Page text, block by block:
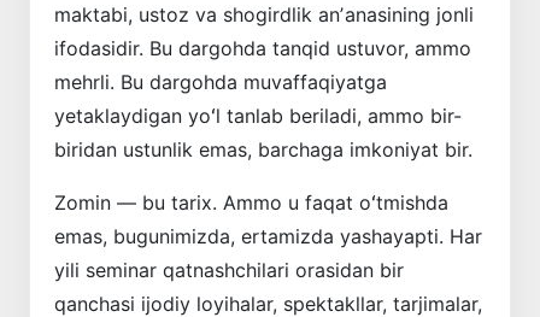
maktabi, ustoz va shogirdlik anʼanasining jonli
ifodasidir. Bu dargohda tanqid ustuvor, ammo
mehrli. Bu dargohda muvaffaqiyatga
yetaklaydigan yoʻl tanlab beriladi, ammo bir-
biridan ustunlik emas, barchaga imkoniyat bir.
Zomin — bu tarix. Ammo u faqat oʻtmishda
emas, bugunimizda, ertamizda yashayapti. Har
yili seminar qatnashchilari orasidan bir
qanchasi ijodiy loyihalar, spektakllar, tarjimalar,